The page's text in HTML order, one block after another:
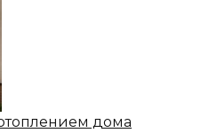
дома